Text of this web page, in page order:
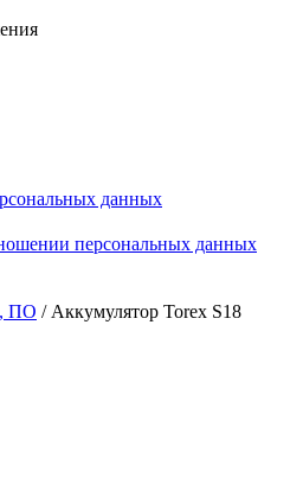
данных
персональных данных
ПО / Аккумулятор Torex S18